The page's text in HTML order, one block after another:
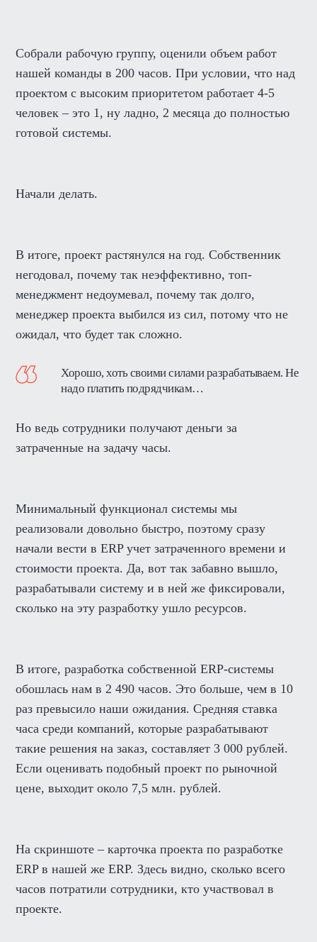
Собрали рабочую группу, оценили объем работ
нашей команды в 200 часов. При условии, что над
проектом с высоким приоритетом работает 4-5
человек – это 1, ну ладно, 2 месяца до полностью
готовой системы.
Начали делать.
В итоге, проект растянулся на год. Собственник
негодовал, почему так неэффективно, топ-
менеджмент недоумевал, почему так долго,
менеджер проекта выбился из сил, потому что не
ожидал, что будет так сложно.
Хорошо, хоть своими силами разрабатываем. Не
надо платить подрядчикам…
Но ведь сотрудники получают деньги за
затраченные на задачу часы.
Минимальный функционал системы мы
реализовали довольно быстро, поэтому сразу
начали вести в ERP учет затраченного времени и
стоимости проекта. Да, вот так забавно вышло,
разрабатывали систему и в ней же фиксировали,
сколько на эту разработку ушло ресурсов.
В итоге, разработка собственной ERP-системы
обошлась нам в 2 490 часов. Это больше, чем в 10
раз превысило наши ожидания. Средняя ставка
часа среди компаний, которые разрабатывают
такие решения на заказ, составляет 3 000 рублей.
Если оценивать подобный проект по рыночной
цене, выходит около 7,5 млн. рублей.
На скриншоте – карточка проекта по разработке
ERP в нашей же ERP. Здесь видно, сколько всего
часов потратили сотрудники, кто участвовал в
проекте.